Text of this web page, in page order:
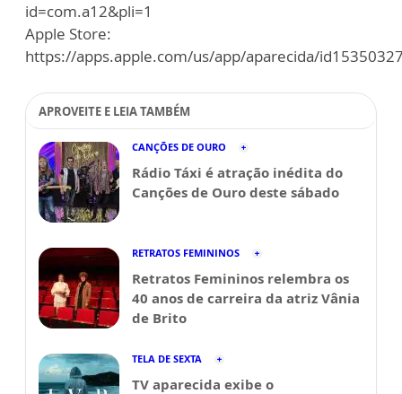
id=com.a12&pli=1
Apple Store:
https://apps.apple.com/us/app/aparecida/
APROVEITE E LEIA TAMBÉM
CANÇÕES DE OURO
Rádio Táxi é atração inédita do
Canções de Ouro deste sábado
RETRATOS FEMININOS
Retratos Femininos relembra os
40 anos de carreira da atriz Vânia
de Brito
TELA DE SEXTA
TV aparecida exibe o